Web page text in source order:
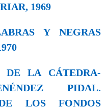
1969
Y NEGRAS
DE LA CÁTEDRA-
PIDAL.
LOS FONDOS